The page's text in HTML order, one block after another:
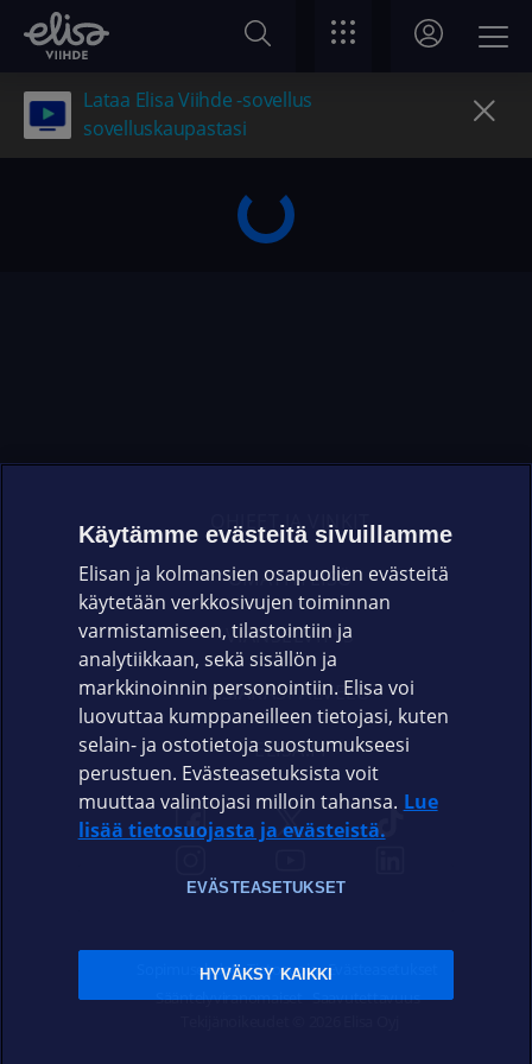
Lataa Elisa Viihde -sovellus
sovelluskaupastasi
OHJEET JA VINKIT
OMAYHTEISÖ
VIANSELVITYS
ASIAKASPALVELU
ELISA.FI
Sopimusehdot Tietosuoja Evästeasetukset
Sääntelyviranomaiset Saavutettavuus
Käytämme evästeitä sivuillamme
Elisan ja kolmansien osapuolien evästeitä
käytetään verkkosivujen toiminnan
varmistamiseen, tilastointiin ja
analytiikkaan, sekä sisällön ja
markkinoinnin personointiin. Elisa voi
luovuttaa kumppaneilleen tietojasi, kuten
selain- ja ostotietoja suostumukseesi
perustuen. Evästeasetuksista voit
muuttaa valintojasi milloin tahansa. Lue
lisää tietosuojasta ja evästeistä.
EVÄSTEASETUKSET
HYVÄKSY KAIKKI